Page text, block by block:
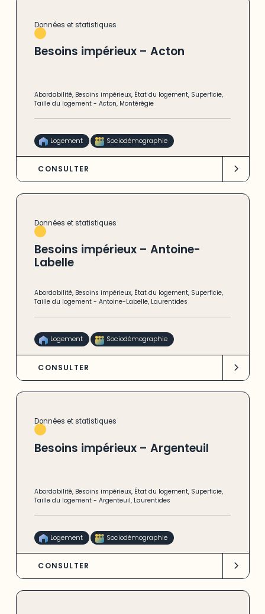
Données et statistiques
Besoins impérieux – Acton
Abordabilité, Besoins impérieux, État du logement, Superficie,
Taille du logement -Acton, Montérégie
Logement Sociodémographie
CONSULTER
Données et statistiques
Besoins impérieux – Antoine-
Labelle
Abordabilité, Besoins impérieux, État du logement, Superficie,
Taille du logement -Antoine-Labelle, Laurentides
Logement Sociodémographie
CONSULTER
Données et statistiques
Besoins impérieux – Argenteuil
Abordabilité, Besoins impérieux, État du logement, Superficie,
Taille du logement -Argenteuil, Laurentides
Logement Sociodémographie
CONSULTER